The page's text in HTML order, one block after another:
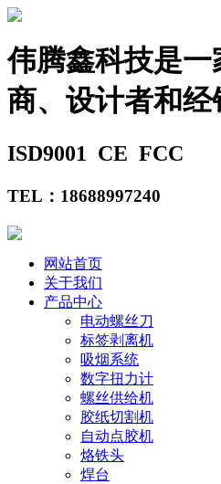
伟腾鑫科技是
商、设计者和经
ISD9001 CE FCC
TEL：18688997240
网站首页
关于我们
产品中心
电动螺丝刀
标签剥离机
吸烟系统
数字扭力计
螺丝供给机
胶纸切割机
自动点胶机
烙铁头
焊台